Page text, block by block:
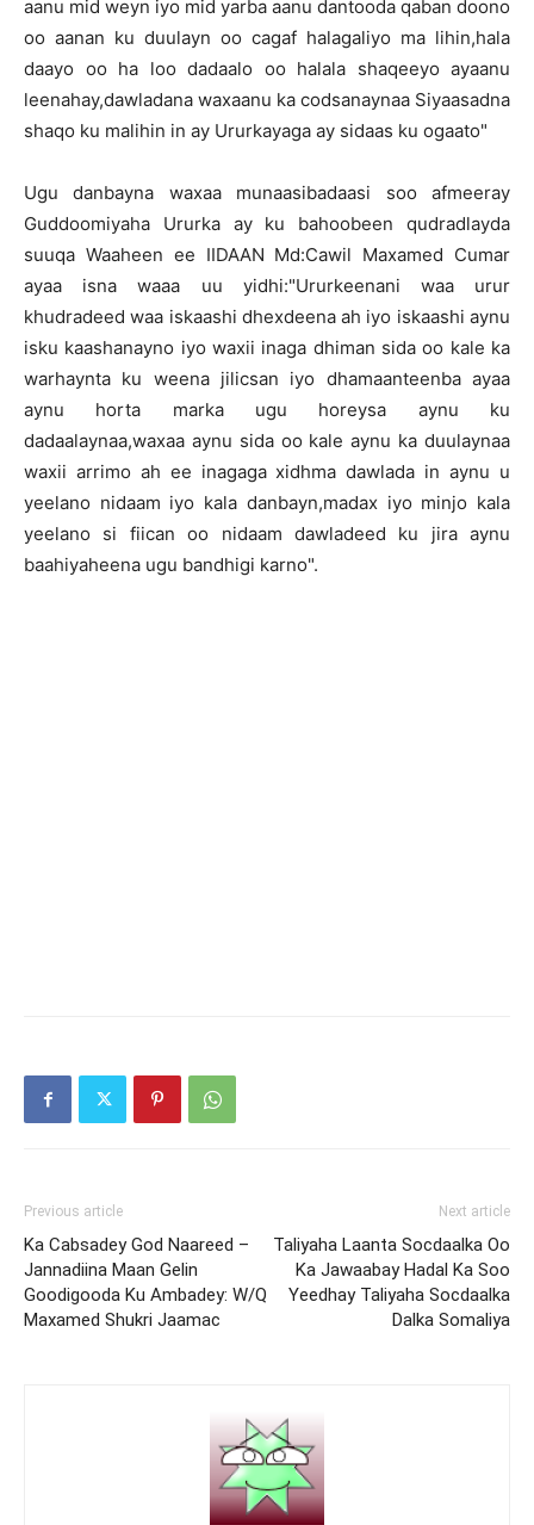
aanu mid weyn iyo mid yarba aanu dantooda qaban doono
oo aanan ku duulayn oo cagaf halagaliyo ma lihin,hala
daayo oo ha loo dadaalo oo halala shaqeeyo ayaanu
leenahay,dawladana waxaanu ka codsanaynaa Siyaasadna
shaqo ku malihin in ay Ururkayaga ay sidaas ku ogaato"
Ugu danbayna waxaa munaasibadaasi soo afmeeray
Guddoomiyaha Ururka ay ku bahoobeen qudradlayda
suuqa Waaheen ee IIDAAN Md:Cawil Maxamed Cumar
ayaa isna waaa uu yidhi:"Ururkeenani waa urur
khudradeed waa iskaashi dhexdeena ah iyo iskaashi aynu
isku kaashanayno iyo waxii inaga dhiman sida oo kale ka
warhaynta ku weena jilicsan iyo dhamaanteenba ayaa
aynu horta marka ugu horeysa aynu ku
dadaalaynaa,waxaa aynu sida oo kale aynu ka duulaynaa
waxii arrimo ah ee inagaga xidhma dawlada in aynu u
yeelano nidaam iyo kala danbayn,madax iyo minjo kala
yeelano si fiican oo nidaam dawladeed ku jira aynu
baahiyaheena ugu bandhigi karno".
Previous article
Ka Cabsadey God Naareed –
Jannadiina Maan Gelin
Goodigooda Ku Ambadey: W/Q
Maxamed Shukri Jaamac
Next article
Taliyaha Laanta Socdaalka Oo
Ka Jawaabay Hadal Ka Soo
Yeedhay Taliyaha Socdaalka
Dalka Somaliya